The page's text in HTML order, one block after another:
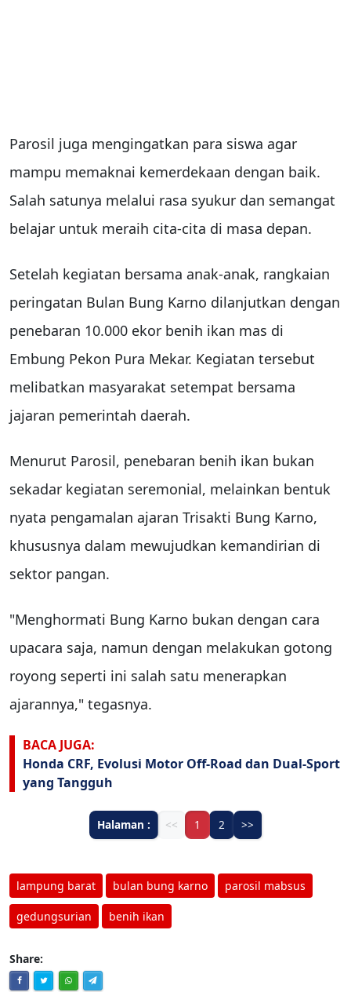
Parosil juga mengingatkan para siswa agar
mampu memaknai kemerdekaan dengan baik.
Salah satunya melalui rasa syukur dan semangat
belajar untuk meraih cita-cita di masa depan.
Setelah kegiatan bersama anak-anak, rangkaian
peringatan Bulan Bung Karno dilanjutkan dengan
penebaran 10.000 ekor benih ikan mas di
Embung Pekon Pura Mekar. Kegiatan tersebut
melibatkan masyarakat setempat bersama
jajaran pemerintah daerah.
Menurut Parosil, penebaran benih ikan bukan
sekadar kegiatan seremonial, melainkan bentuk
nyata pengamalan ajaran Trisakti Bung Karno,
khususnya dalam mewujudkan kemandirian di
sektor pangan.
"Menghormati Bung Karno bukan dengan cara
upacara saja, namun dengan melakukan gotong
royong seperti ini salah satu menerapkan
ajarannya," tegasnya.
BACA JUGA:
Honda CRF, Evolusi Motor Off-Road dan Dual-Sport
yang Tangguh
Halaman : << 1 2 >>
lampung barat bulan bung karno parosil mabsus
gedungsurian benih ikan
Share: